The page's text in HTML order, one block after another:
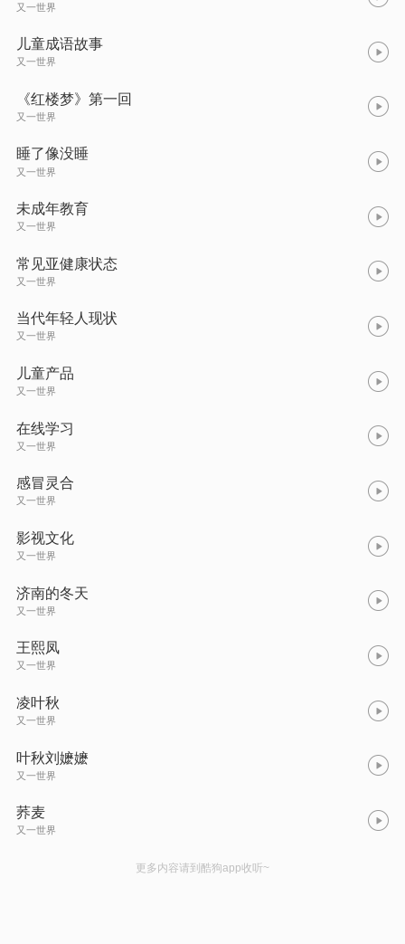
又一世界
儿童成语故事
又一世界
《红楼梦》第一回
又一世界
睡了像没睡
又一世界
未成年教育
又一世界
常见亚健康状态
又一世界
当代年轻人现状
又一世界
儿童产品
又一世界
在线学习
又一世界
感冒灵合
又一世界
影视文化
又一世界
济南的冬天
又一世界
王熙凤
又一世界
凌叶秋
又一世界
叶秋刘嬷嬷
又一世界
荞麦
又一世界
更多内容请到酷狗app收听~